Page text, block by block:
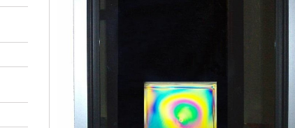
Видеокольпоскопы
Гематологические анализаторы
Инкубаторы для новорожденных
ИФА-анализаторы и вошеры